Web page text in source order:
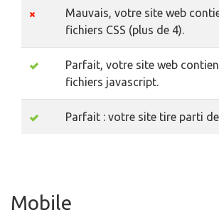
Mauvais, votre site web
fichiers CSS (plus de 4).
Parfait, votre site web
fichiers javascript.
Parfait : votre site tire parti
Mobile